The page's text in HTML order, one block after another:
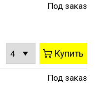
Под заказ
Купить
Под заказ